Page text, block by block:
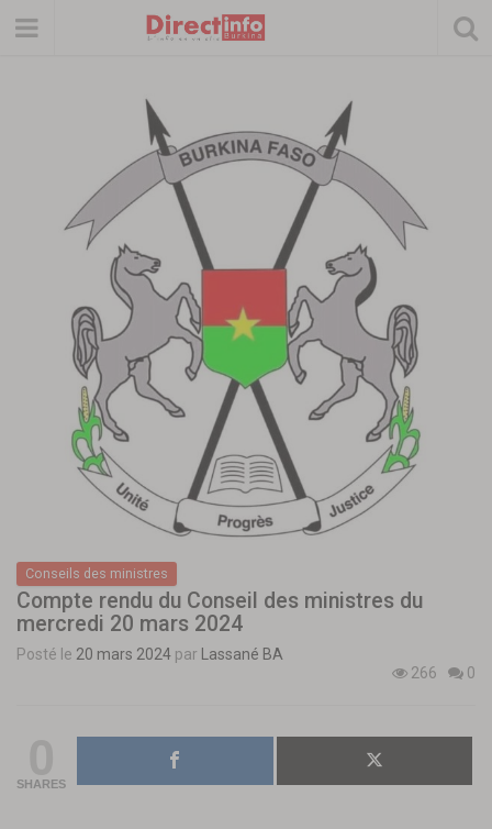
Conseils des ministres
Compte rendu du Conseil des ministres du
mercredi 20 mars 2024
Posté le 20 mars 2024 par
Lassané BA
266
0
SHARES